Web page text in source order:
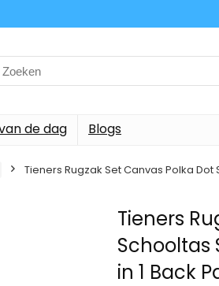
Search
de dag Blogs
Tieners Rugzak Set Canvas Polka
Tieners
Schooltas
in 1 Back